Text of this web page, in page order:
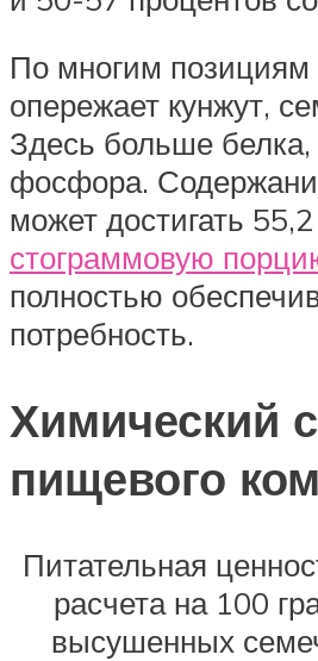
По многим позициям
опережает кунжут,
Здесь больше белка,
фосфора.
может достигать 55,2
стограммовую
полностью
потребность.
Химический
пищевого
Питательная
расчета на 100
высушенных